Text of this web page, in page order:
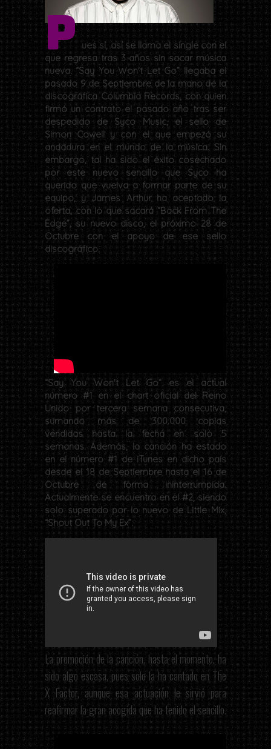
P ues sí, así se llama el single con el
que regresa tras 3 años sin sacar música
nueva. “Say You Won't Let Go” llegaba el
pasado 9 de Septiembre de la mano de la
discográfica Columbia Records, con quien
firmó un contrato el pasado año tras ser
despedido de Syco Music, el sello de
Simon Cowell y con el que empezó su
andadura en el mundo de la música. Sin
embargo, tal ha sido el éxito cosechado
por este nuevo sencillo que Syco ha
querido que vuelva a formar parte de su
equipo, y James Arthur ha aceptado la
oferta, con lo que sacará “Back From The
Edge”, su nuevo disco, el próximo 28 de
Octubre con el apoyo de ese sello
discográfico.
“Say You Won't Let Go” es el actual
número #1 en el chart oficial del Reino
Unido por tercera semana consecutiva,
sumando más de 300.000 copias
vendidas hasta la fecha en solo 5
semanas. Además, la canción ha estado
en el número #1 de iTunes en dicho país
desde el 18 de Septiembre hasta el 16 de
Octubre de forma ininterrumpida.
Actualmente se encuentra en el #2, siendo
solo superado por lo nuevo de Little Mix,
“Shout Out To My Ex”.
La promoción de la canción, hasta el momento, ha
sido algo escasa, pues solo la ha cantado en The
X Factor, aunque esa actuación le sirvió para
reafirmar la gran acogida que ha tenido el sencillo.